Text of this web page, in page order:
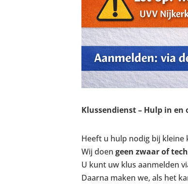
Klussendienst – Hulp in en
Heeft u hulp nodig bij kleine
Wij doen geen zwaar of
U kunt uw klus aanmelden
Daarna maken we, als het